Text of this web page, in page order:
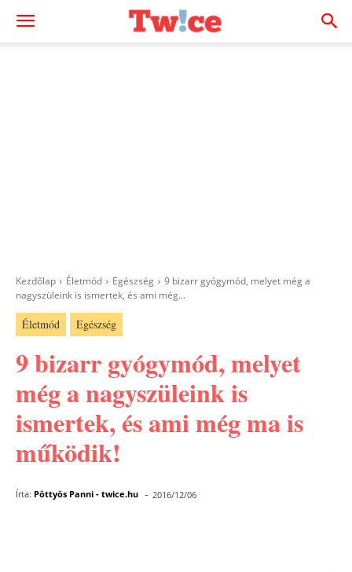
Kezdőlap Életmód Egészség
9 bizarr gyógymód, melyet még a
nagyszüleink is ismertek, és ami még...
Életmód Egészség
9 bizarr gyógymód, melyet
még a nagyszüleink is
ismertek, és ami még ma is
működik!
Írta: Pöttyös Panni - twice.hu - 2016/12/06